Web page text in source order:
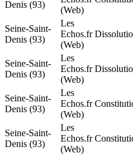
Denis (93)
(Web)
Seine-Saint-
Denis (93)
Les
Echos.fr
(Web)
Seine-Saint-
Denis (93)
Les
Echos.fr
(Web)
Seine-Saint-
Denis (93)
Les
Echos.fr
(Web)
Seine-Saint-
Denis (93)
Les
Echos.fr
(Web)